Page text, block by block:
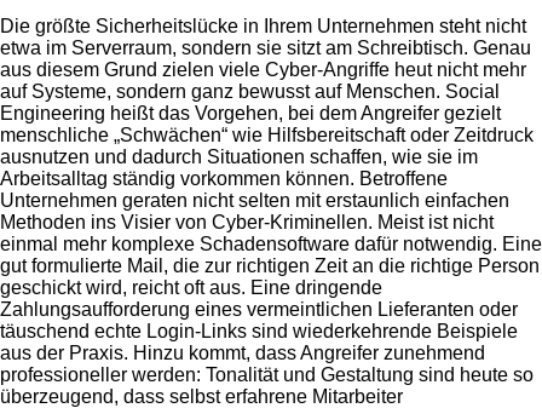
Die größte Sicherheitslücke in Ihrem Unternehmen steht nicht
etwa im Serverraum, sondern sie sitzt am Schreibtisch. Genau
aus diesem Grund zielen viele Cyber-Angriffe heut nicht mehr
auf Systeme, sondern ganz bewusst auf Menschen. Social
Engineering heißt das Vorgehen, bei dem Angreifer gezielt
menschliche „Schwächen“ wie Hilfsbereitschaft oder Zeitdruck
ausnutzen und dadurch Situationen schaffen, wie sie im
Arbeitsalltag ständig vorkommen können. Betroffene
Unternehmen geraten nicht selten mit erstaunlich einfachen
Methoden ins Visier von Cyber-Kriminellen. Meist ist nicht
einmal mehr komplexe Schadensoftware dafür notwendig. Eine
gut formulierte Mail, die zur richtigen Zeit an die richtige Person
geschickt wird, reicht oft aus. Eine dringende
Zahlungsaufforderung eines vermeintlichen Lieferanten oder
täuschend echte Login-Links sind wiederkehrende Beispiele
aus der Praxis. Hinzu kommt, dass Angreifer zunehmend
professioneller werden: Tonalität und Gestaltung sind heute so
überzeugend, dass selbst erfahrene Mitarbeiter